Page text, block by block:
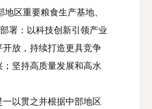
区重要粮食生产基地、
署：以科技创新引领产业
放，持续打造更具竞争
坚持高质量发展和高水
以贯之并根据中部地区